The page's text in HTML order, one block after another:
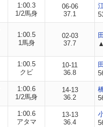
1:00.3
1/2馬身
06-06
37.1
1:00.5
1馬身
02-03
37.7
1:00.5
クビ
10-11
36.8
1:00.6
1/2馬身
14-13
36.2
1:00.6
アタマ
13-13
36.4